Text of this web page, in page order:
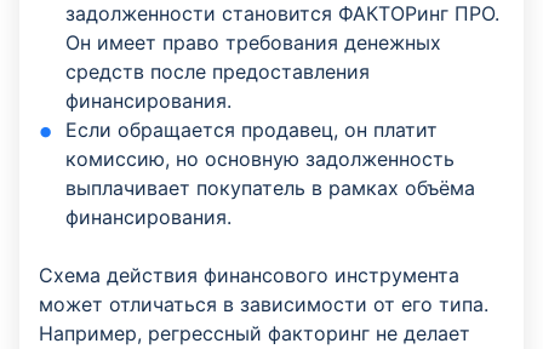
задолженности становится ФАКТОРинг ПРО.
Он имеет право требования денежных
средств после предоставления
финансирования.
Если обращается продавец, он платит
комиссию, но основную задолженность
выплачивает покупатель в рамках объёма
финансирования.
Схема действия финансового инструмента
может отличаться в зависимости от его типа.
Например, регрессный факторинг не делает